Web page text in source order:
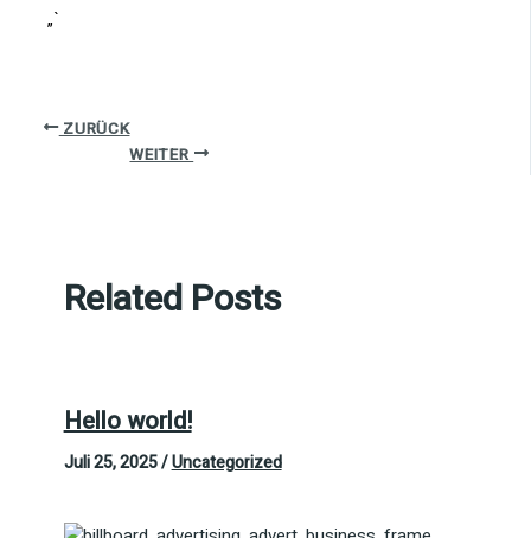
„`
ZURÜCK
WEITER
Related Posts
Hello world!
Juli 25, 2025/Uncategorized